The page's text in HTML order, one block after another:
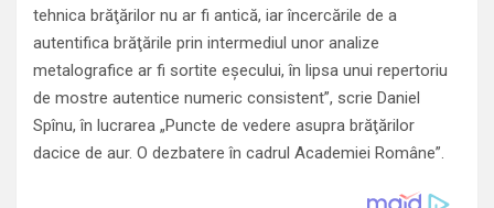
tehnica brăţărilor nu ar fi antică, iar încercările de a
autentifica brăţările prin intermediul unor analize
metalografice ar fi sortite eşecului, în lipsa unui repertoriu
de mostre autentice numeric consistent”, scrie Daniel
Spînu, în lucrarea „Puncte de vedere asupra brăţărilor
dacice de aur. O dezbatere în cadrul Academiei Române”.